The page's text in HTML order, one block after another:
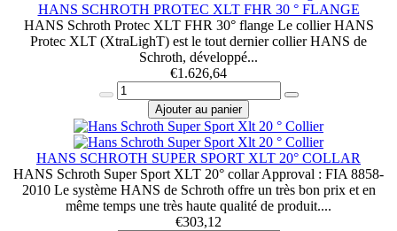
HANS SCHROTH PROTEC XLT FHR 30 ° FLANGE
HANS Schroth Protec XLT FHR 30° flange Le collier HANS
Protec XLT (XtraLighT) est le tout dernier collier HANS de
Schroth, développé...
€1.626,64
Ajouter au panier
HANS SCHROTH SUPER SPORT XLT 20° COLLAR
HANS Schroth Super Sport XLT 20° collar Approval : FIA 8858-
2010 Le système HANS de Schroth offre un très bon prix et en
même temps une très haute qualité de produit....
€303,12